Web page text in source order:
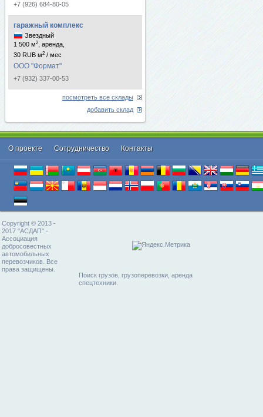
+7 (926) 684-80-05
гаражный комплекс
Звездный
1 500 м2
, аренда,
30 RUB м2 / мес
ООО "Формат"
+7 (932) 337-00-53
посмотреть все склады
добавить склад
О проекте Cотрудничество Контакты
Copyright © 2013 -
2017 "АСДАП" -
Ассоциация
добросовестных
автомобильных
перевозчиков. Все
права защищены.
Поиск грузов, грузоперевозки, аренда
спецтехники.